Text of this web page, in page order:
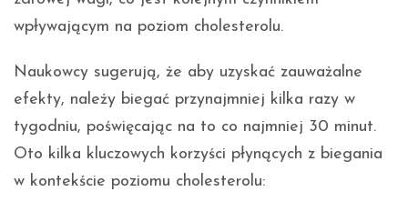
wpływającym na poziom cholesterolu.
Naukowcy sugerują, że aby uzyskać zauważalne
efekty, należy biegać przynajmniej kilka razy w
tygodniu, poświęcając na to co najmniej 30 minut.
Oto kilka kluczowych korzyści płynących z biegania
w kontekście poziomu cholesterolu: